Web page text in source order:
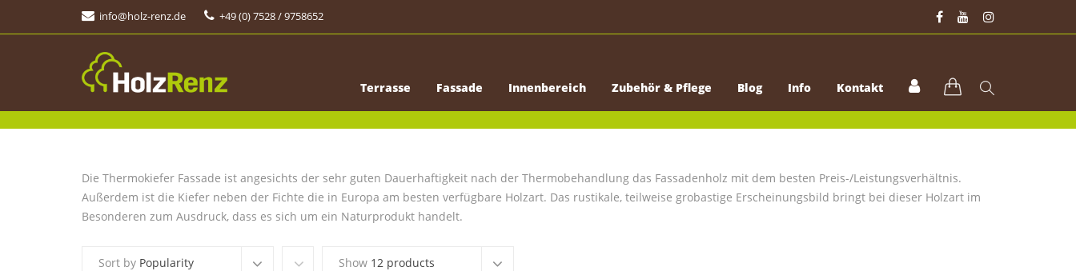
info@holz-renz.de +49 (0) 7528 / 9758652
Terrasse Fassade Innenbereich Zubehör & Pflege Blog Info Kontakt
Thermokiefer
Die Thermokiefer Fassade ist angesichts der sehr guten Dauerhaftigkeit nach der Thermobehandlung das Fassadenholz mit dem besten Preis-/Leistungsverhältnis.
Außerdem ist die Kiefer neben der Fichte die in Europa am besten verfügbare Holzart. Das rustikale, teilweise grobastige Erscheinungsbild bringt bei dieser Holzart im
Besonderen zum Ausdruck, dass es sich um ein Naturprodukt handelt.
Sort by Popularity Show 12 products